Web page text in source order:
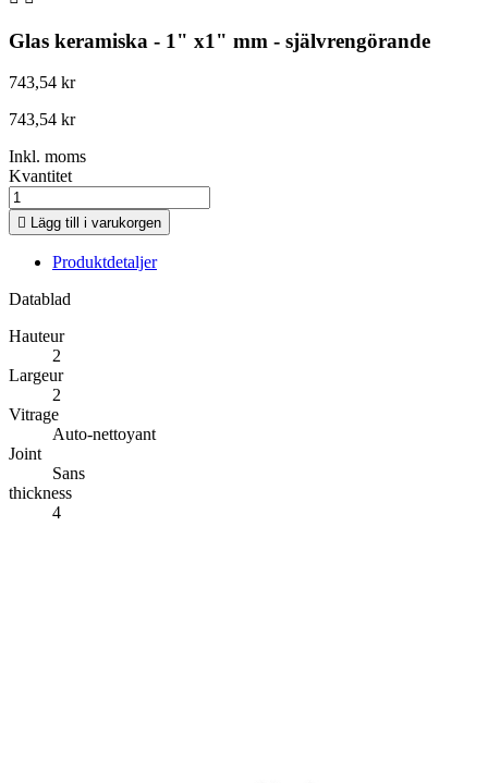
Glas keramiska - 1" x1" mm - självrengörande
743,54 kr
743,54 kr
Inkl. moms
Kvantitet
 Lägg till i varukorgen
Produktdetaljer
Datablad
Hauteur
2
Largeur
2
Vitrage
Auto-nettoyant
Joint
Sans
thickness
4